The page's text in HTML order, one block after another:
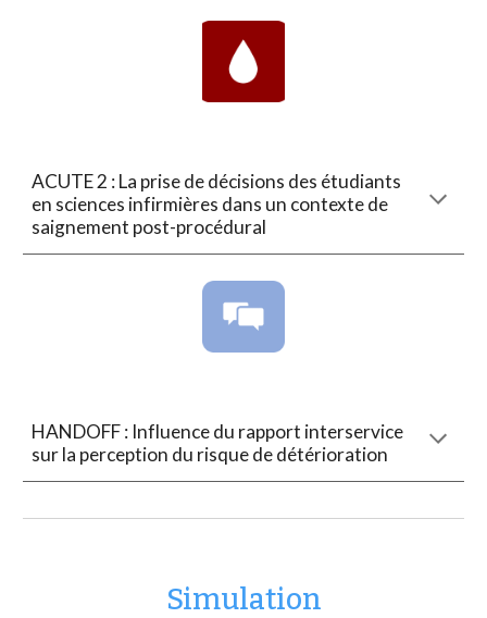
ACUTE 2 : La prise de décisions des étudiants
en sciences infirmières dans un contexte de
saignement post-procédural
HANDOFF : Influence du rapport interservice
sur la perception du risque de détérioration
Simulation